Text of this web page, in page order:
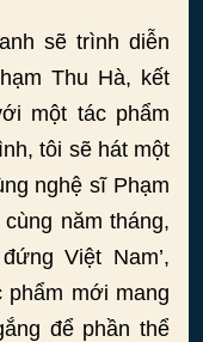
sẽ trình diễn
Thu Hà, kết
một tác phẩm
tôi sẽ hát một
nghệ sĩ Phạm
năm tháng,
Việt Nam’,
phẩm mới mang
để phần thể